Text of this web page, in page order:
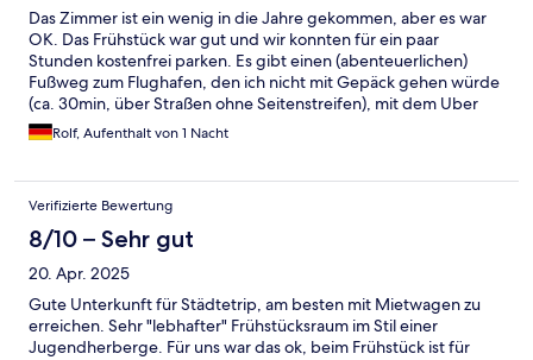
Das Zimmer ist ein wenig in die Jahre gekommen, aber es war
OK. Das Frühstück war gut und wir konnten für ein paar
Stunden kostenfrei parken. Es gibt einen (abenteuerlichen)
Fußweg zum Flughafen, den ich nicht mit Gepäck gehen würde
(ca. 30min, über Straßen ohne Seitenstreifen), mit dem Uber
waren es 25€ zum Airport
Rolf, Aufenthalt von 1 Nacht
Verifizierte Bewertung
8/10 – Sehr gut
20. Apr. 2025
Gute Unterkunft für Städtetrip, am besten mit Mietwagen zu
erreichen. Sehr "lebhafter" Frühstücksraum im Stil einer
Jugendherberge. Für uns war das ok, beim Frühstück ist für